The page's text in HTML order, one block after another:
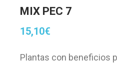
MIX PEC 7
15,10€
Plantas con beneficios